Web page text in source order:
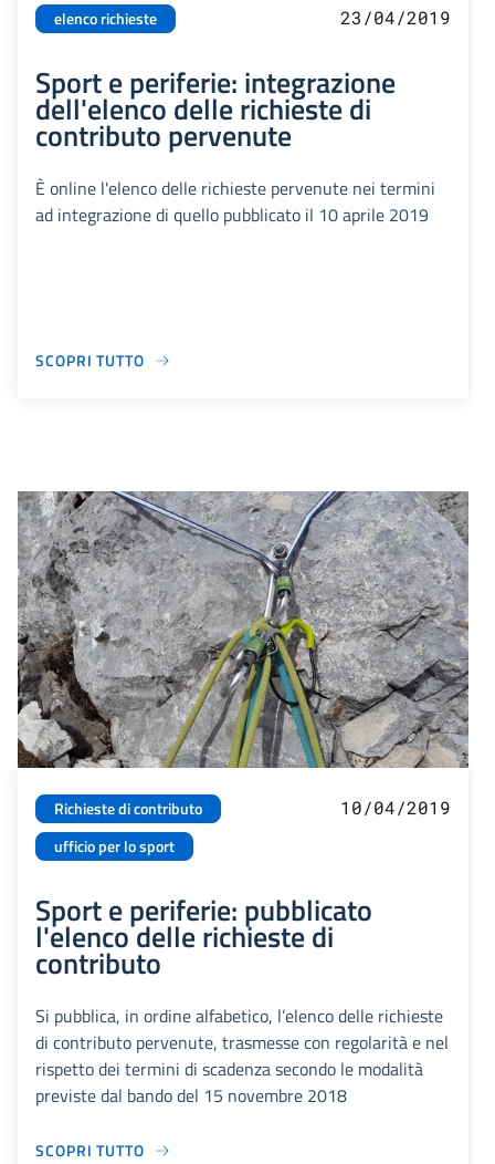
elenco richieste 23/04/2019
Sport e periferie: integrazione
dell'elenco delle richieste di
contributo pervenute
È online l'elenco delle richieste pervenute nei termini
ad integrazione di quello pubblicato il 10 aprile 2019
SCOPRI TUTTO
Richieste di contributo
ufficio per lo sport
10/04/2019
Sport e periferie: pubblicato
l'elenco delle richieste di
contributo
Si pubblica, in ordine alfabetico, l’elenco delle richieste
di contributo pervenute, trasmesse con regolarità e nel
rispetto dei termini di scadenza secondo le modalità
previste dal bando del 15 novembre 2018
SCOPRI TUTTO